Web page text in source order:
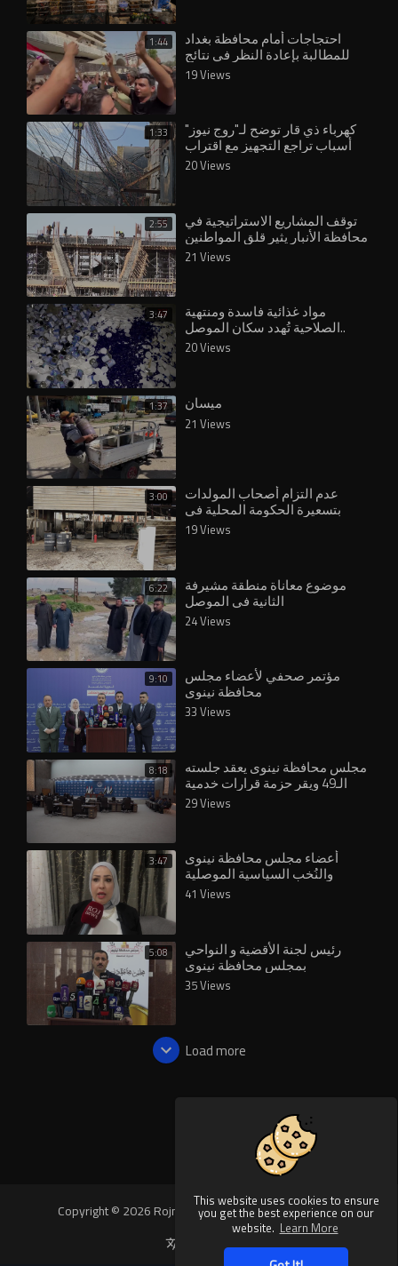
This website uses cookies to ensure
you get the best experience on our
website. Learn More
1:44 احتجاجات أمام محافظة بغداد
للمطالبة بإعادة النظر في نتائج
تعيينات العقود
19 Views
1:33 كهرباء ذي قار توضح لـ"روج نيوز"
أسباب تراجع التجهيز مع اقتراب
الصيف
20 Views
2:55 توقف المشاريع الاستراتيجية في
محافظة الأنبار يثير قلق المواطنين
والمسؤولين
21 Views
3:47 مواد غذائية فاسدة ومنتهية
الصلاحية تُهدد سكان الموصل..
20 Views
1:37 ميسان
21 Views
3:00 عدم التزام أصحاب المولدات
بتسعيرة الحكومة المحلية في
الأنبار يفاقم معاناة المواطنين
19 Views
6:22 موضوع معاناة منطقة مشيرفة
الثانية في الموصل
24 Views
9:10 مؤتمر صحفي لأعضاء مجلس
محافظة نينوى
33 Views
8:18 مجلس محافظة نينوى يعقد جلسته
الـ49 ويقر حزمة قرارات خدمية
29 Views
3:47 أعضاء مجلس محافظة نينوى
41 Views
5:08 رئيس لجنة الأقضية و النواحي
بمجلس محافظة نينوى
35 Views
Load more
Copyright © 2026 Rojnews Video. All rights reserved.
Language